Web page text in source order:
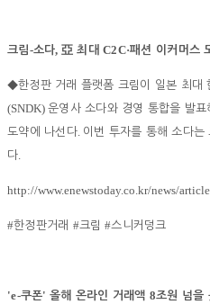
크림-소다, 亞최대C2C·패션 이커머스
◆한정판 거래 플랫폼 크림이 일본 최대
(SNDK) 운영사 소다와 경영 통합을 발
도약에 나선다. 이번 투자를 통해 소다는
다.
http://www.enewstoday.co.kr/news/
#한정판거래 #크림#스니커덩크
'e-쿠폰' 올해 온라인 거래액 8조원 넘을